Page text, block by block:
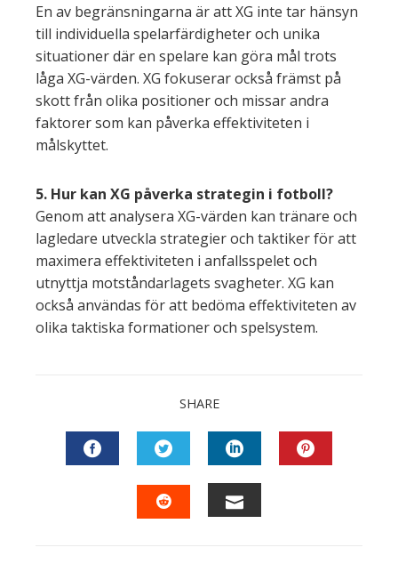
En av begränsningarna är att XG inte tar hänsyn
till individuella spelarfärdigheter och unika
situationer där en spelare kan göra mål trots
låga XG-värden. XG fokuserar också främst på
skott från olika positioner och missar andra
faktorer som kan påverka effektiviteten i
målskyttet.
5. Hur kan XG påverka strategin i fotboll?
Genom att analysera XG-värden kan tränare och
lagledare utveckla strategier och taktiker för att
maximera effektiviteten i anfallsspelet och
utnyttja motståndarlagets svagheter. XG kan
också användas för att bedöma effektiviteten av
olika taktiska formationer och spelsystem.
SHARE
FACEBOOKTWITTERLINKEDIN